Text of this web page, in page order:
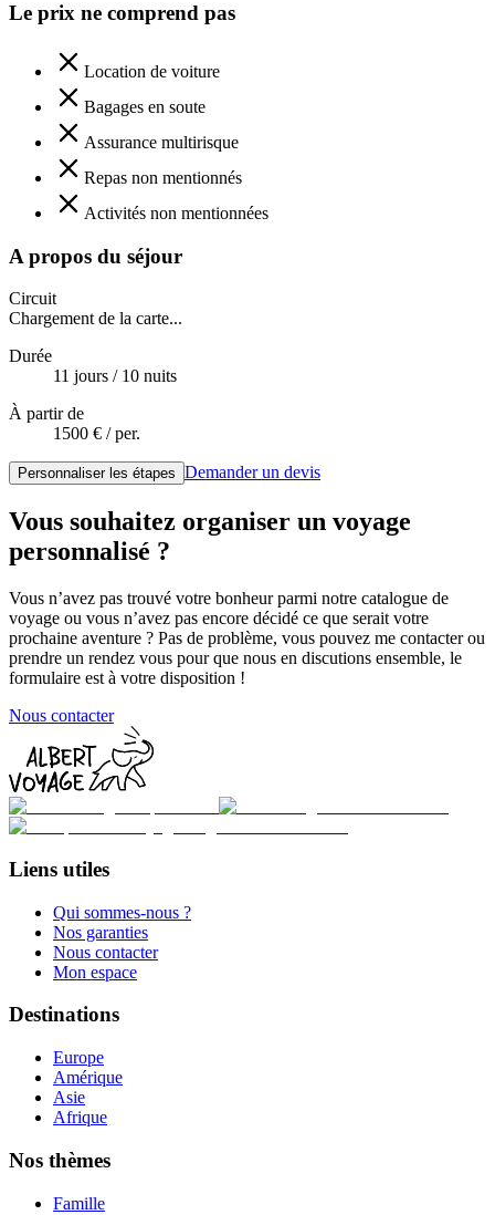
Le prix ne comprend pas
Location de voiture
Bagages en soute
Assurance multirisque
Repas non mentionnés
Activités non mentionnées
A propos du séjour
Circuit
Chargement de la carte...
Durée
11 jours / 10 nuits
À partir de
1500 € / per.
Personnaliser les étapes Demander un devis
Vous souhaitez organiser un voyage
personnalisé ?
Vous n’avez pas trouvé votre bonheur parmi notre catalogue de
voyage ou vous n’avez pas encore décidé ce que serait votre
prochaine aventure ? Pas de problème, vous pouvez me contacter ou
prendre un rendez vous pour que nous en discutions ensemble, le
formulaire est à votre disposition !
Nous contacter
Liens utiles
Qui sommes-nous ?
Nos garanties
Nous contacter
Mon espace
Destinations
Europe
Amérique
Asie
Afrique
Nos thèmes
Famille